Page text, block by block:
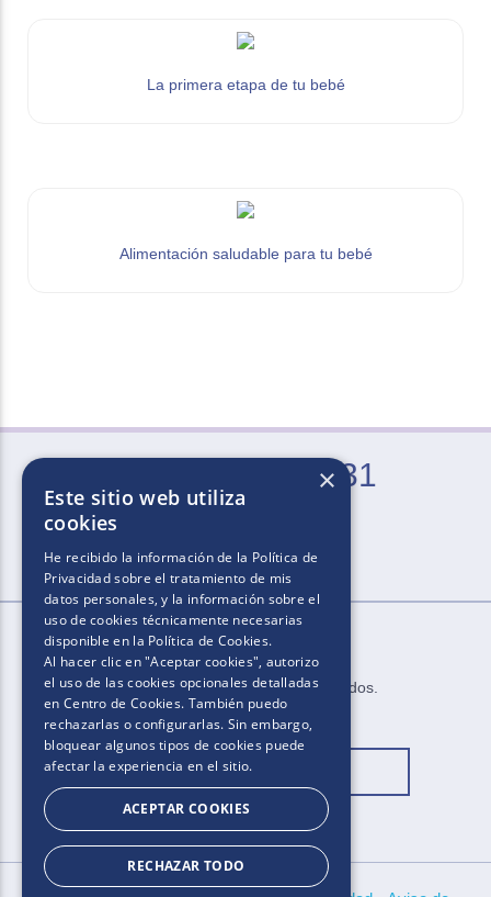
La primera etapa de tu bebé
Alimentación saludable para tu bebé
0800-666-2031
Lun. a Vie. de 9 a 21 hs (excepto feriados)
2025​.​​ ​Todos los derechos reservados​.​
Cambiar ubicación
×
Este sitio web utiliza
cookies
He recibido la información de la Política de
Privacidadsobre el tratamiento de mis
datos personales, y la información sobre el
uso de cookies técnicamente necesarias
disponible en la Política de Cookies.
Al hacer clic en "Aceptar cookies", autorizo
el uso de las cookies opcionales detalladas
en Centro de Cookies. También puedo
rechazarlas o configurarlas. Sin embargo,
bloquear algunos tipos de cookies puede
afectar la experiencia en el sitio.
ACEPTAR COOKIES
RECHAZAR TODO